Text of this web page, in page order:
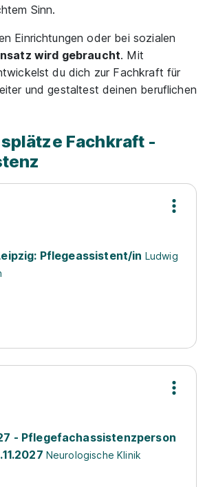
Sinn.
Einrichtungen oder bei sozialen
wird gebraucht. Mit
du dich zur Fachkraft für
und gestaltest deinen beruflichen
Fachkraft -
Pflegeassistent/in Ludwig
- Pflegefachassistenzperson
Neurologische Klinik